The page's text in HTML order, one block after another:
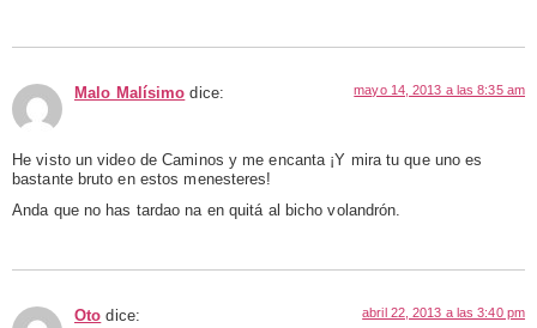
Malo Malísimo dice: mayo 14, 2013 a las 8:35 am
He visto un video de Caminos y me encanta ¡Y mira tu que uno es
bastante bruto en estos menesteres!
Anda que no has tardao na en quitá al bicho volandrón.
Oto dice: abril 22, 2013 a las 3:40 pm